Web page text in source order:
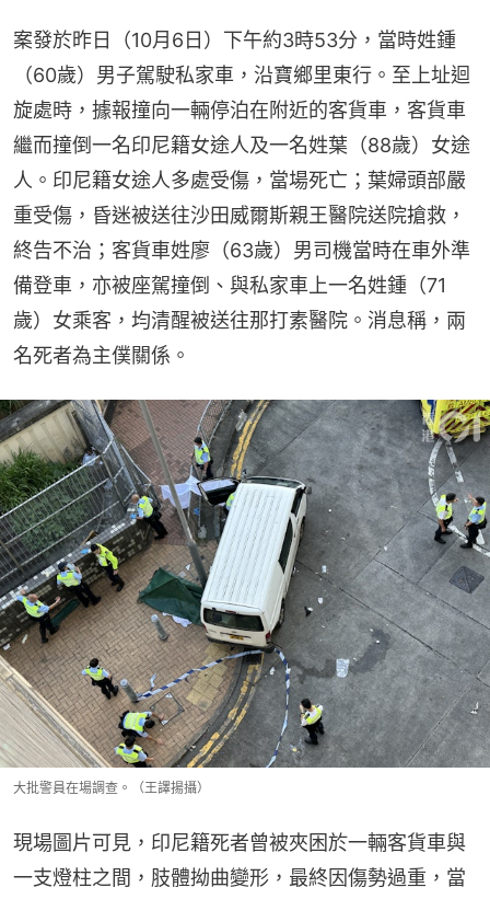
案發於昨日（10月6日）下午約3時53分，當時姓鍾
（60歲）男子駕駛私家車，沿寶鄉里東行。至上址迴
旋處時，據報撞向一輛停泊在附近的客貨車，客貨車
繼而撞倒一名印尼籍女途人及一名姓葉（88歲）女途
人。印尼籍女途人多處受傷，當場死亡；葉婦頭部嚴
重受傷，昏迷被送往沙田威爾斯親王醫院送院搶救，
終告不治；客貨車姓廖（63歲）男司機當時在車外準
備登車，亦被座駕撞倒、與私家車上一名姓鍾（71
歲）女乘客，均清醒被送往那打素醫院。消息稱，兩
名死者為主僕關係。
大批警員在場調查。（王譯揚攝）
現場圖片可見，印尼籍死者曾被夾困於一輛客貨車與
一支燈柱之間，肢體拗曲變形，最終因傷勢過重，當